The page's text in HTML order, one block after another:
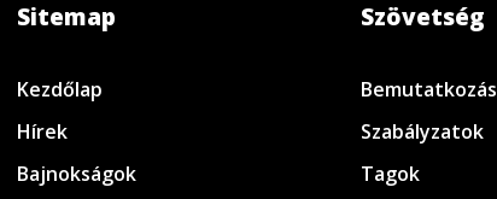
Sitemap
Kezdőlap
Hírek
Bajnokságok
Szövetség
Bemutatkozás
Szabályzatok
Tagok